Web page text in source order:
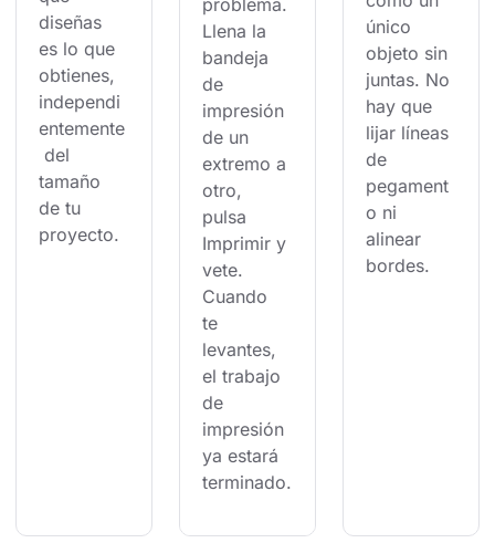
diseñas
es lo que
obtienes,
independi
entemente
del
tamaño
de tu
proyecto.
problema.
Llena la
bandeja
de
impresión
de un
extremo a
otro,
pulsa
Imprimir y
vete.
Cuando
te
levantes,
el trabajo
de
impresión
ya estará
terminado.
único
objeto sin
juntas. No
hay que
lijar líneas
de
pegament
o ni
alinear
bordes.